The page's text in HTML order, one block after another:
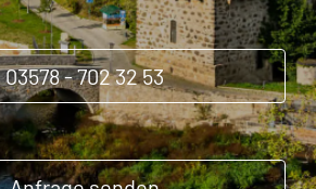
03578 - 702 32 53
03578 - 702 32 53
03578 - 702 32 53